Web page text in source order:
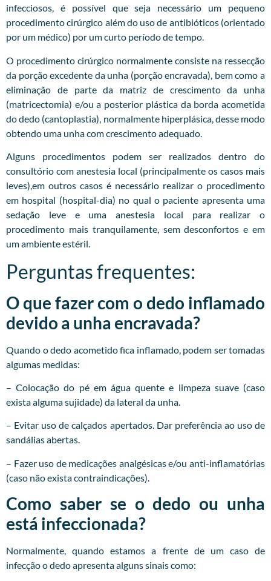
infecciosos, é possível que seja necessário um pequeno
procedimento cirúrgico além do uso de antibióticos (orientado
por um médico) por um curto período de tempo.
O procedimento cirúrgico normalmente consiste na ressecção
da porção excedente da unha (porção encravada), bem como a
eliminação de parte da matriz de crescimento da unha
(matricectomia) e/ou a posterior plástica da borda acometida
do dedo (cantoplastia), normalmente hiperplásica, desse modo
obtendo uma unha com crescimento adequado.
Alguns procedimentos podem ser realizados dentro do
consultório com anestesia local (principalmente os casos mais
leves),em outros casos é necessário realizar o procedimento
em hospital (hospital-dia) no qual o paciente apresenta uma
sedação leve e uma anestesia local para realizar o
procedimento mais tranquilamente, sem desconfortos e em
um ambiente estéril.
Perguntas frequentes:
O que fazer com o dedo inflamado
devido a unha encravada?
Quando o dedo acometido fica inflamado, podem ser tomadas
algumas medidas:
– Colocação do pé em água quente e limpeza suave (caso
exista alguma sujidade) da lateral da unha.
– Evitar uso de calçados apertados. Dar preferência ao uso de
sandálias abertas.
– Fazer uso de medicações analgésicas e/ou anti-inflamatórias
(caso não exista contraindicações).
Como saber se o dedo ou unha
está infeccionada?
Normalmente, quando estamos a frente de um caso de
infecção o dedo apresenta alguns sinais como: